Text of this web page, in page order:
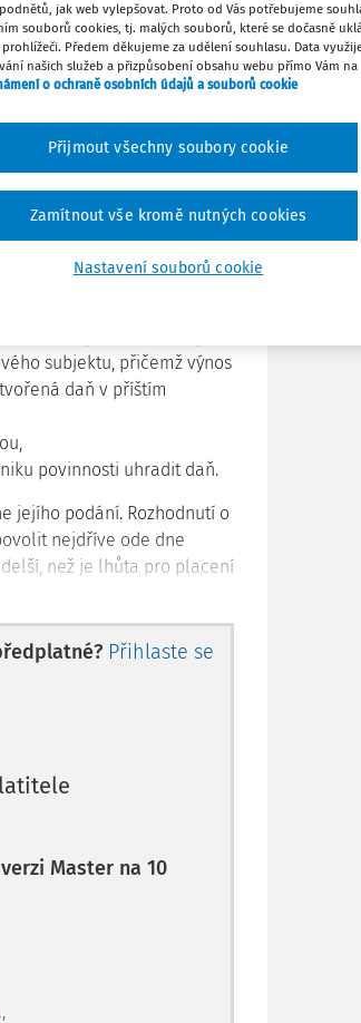
schopen daň uhradit. V
nebo o splátkový
být také dané
daně povolit posečkání
kalendář), ze zákonem
újmu,
jeho výživu odkázaných,
subjektu, přičemž výnos
daň v příštím
povinnosti uhradit daň.
jejího podání. Rozhodnutí o
nejdříve ode dne
než je lhůta pro placení
na které je
subjektu. Podle
i úrok z posečkané částky
anebo ústně do
Přihlaste se
Master na 10
jak web vylepšovat. Proto od Vás potřebujeme
souborů cookies, tj. malých souborů, které se dočasně
prohlížeči. Předem děkujeme za udělení souhlasu. Data
našich služeb a přizpůsobení obsahu webu přímo Vám na
o ochraně osobních údajů a souborů cookie
Nastavení souborů cookie
Zamítnout vše kromě nutných cookies
Přijmout všechny soubory cookie